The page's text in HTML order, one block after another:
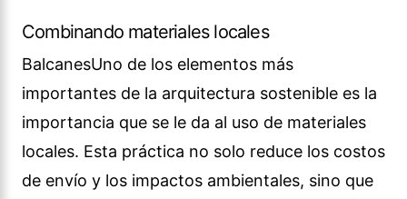
Combinando materiales locales
BalcanesUno de los elementos más
importantes de la arquitectura sostenible es la
importancia que se le da al uso de materiales
locales. Esta práctica no solo reduce los costos
de envío y los impactos ambientales, sino que